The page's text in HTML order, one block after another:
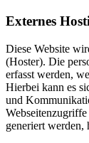
Externes
Diese Website
(Hoster). Die
erfasst werden,
Hierbei kann es
und
generiert werden,